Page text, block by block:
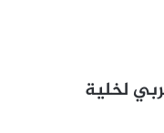
لخلية